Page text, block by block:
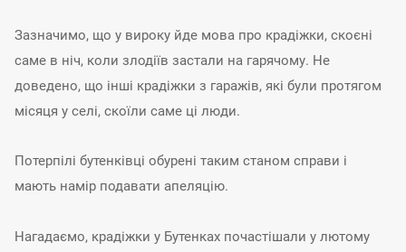
Зазначимо, що у вироку йде мова про крадіжки, скоєні
саме в ніч, коли злодіїв застали на гарячому. Не
доведено, що інші крадіжки з гаражів, які були протягом
місяця у селі, скоїли саме ці люди.
Потерпілі бутенківці обурені таким станом справи і
мають намір подавати апеляцію.
Нагадаємо, крадіжки у Бутенках почастішали у лютому